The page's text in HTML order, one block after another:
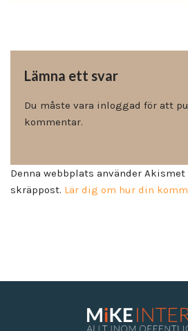
Lämna ett svar
Du måste vara inloggad för att
kommentar.
Denna webbplats använder
skräppost. Lär dig om hur din